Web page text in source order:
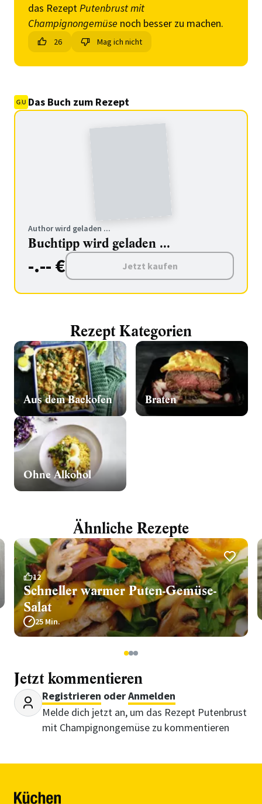
das RezeptPutenbrust mit
Champignongemüse noch besser zu machen.
26 Mag ich nicht
Das Buch zum Rezept
Author wird geladen ...
Buchtipp wird geladen ...
-.-- € Jetzt kaufen
Rezept Kategorien
Aus dem Backofen
Ohne Alkohol
Braten
Ähnliche Rezepte
12
Schneller warmer Puten-Gemüse-
Salat
25 Min.
123
Jetzt kommentieren
Registrieren oderAnmelden
Melde dich jetzt an, um das Rezept Putenbrust
mit Champignongemüse zu kommentieren